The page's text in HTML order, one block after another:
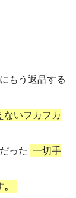
もう返品する
ないフカフカ
った 一切手